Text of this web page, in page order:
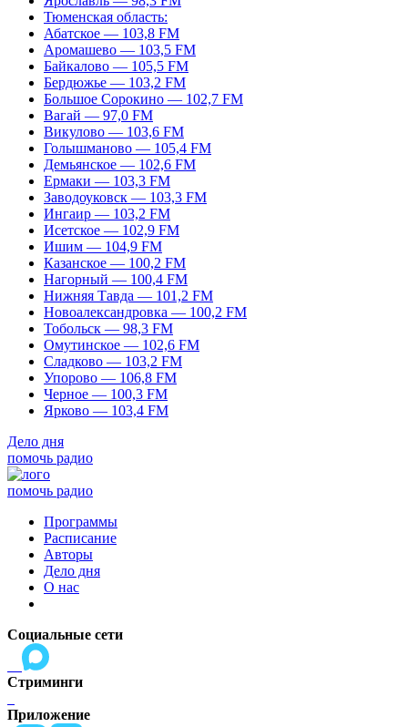
Тюменская область:
Абатское — 103,8 FM
Аромашево — 103,5 FM
Байкалово — 105,5 FM
Бердюжье — 103,2 FM
Большое Сорокино — 102,7 FM
Вагай — 97,0 FM
Викулово — 103,6 FM
Голышманово — 105,4 FM
Демьянское — 102,6 FM
Ермаки — 103,3 FM
Заводоуковск — 103,3 FM
Ингаир — 103,2 FM
Исетское — 102,9 FM
Ишим — 104,9 FM
Казанское — 100,2 FM
Нагорный — 100,4 FM
Нижняя Тавда — 101,2 FM
Новоалександровка — 100,2 FM
Тобольск — 98,3 FM
Омутинское — 102,6 FM
Сладково — 103,2 FM
Упорово — 106,8 FM
Черное — 100,3 FM
Ярково — 103,4 FM
Дело дня
помочь радио
помочь радио
Программы
Расписание
Авторы
Дело дня
О нас
Социальные сети
Стриминги
Приложение